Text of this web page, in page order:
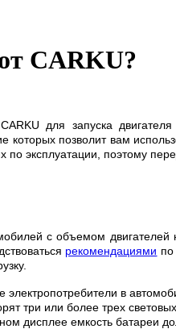
CARKU?
для запуска
которых позволит вам
по эксплуатации, поэтому
с объемом
рекомендациями
электропотребители в
три или более трех
дисплее емкость батареи